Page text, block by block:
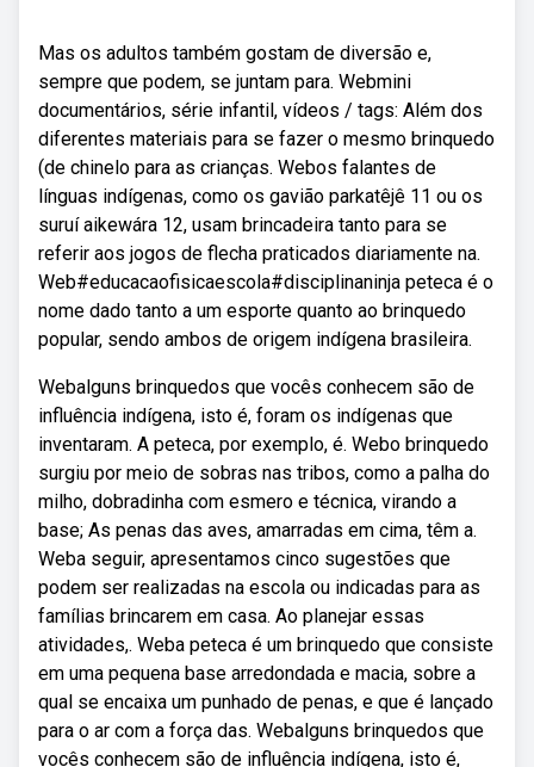
Mas os adultos também gostam de diversão e,
sempre que podem, se juntam para. Webmini
documentários, série infantil, vídeos / tags: Além dos
diferentes materiais para se fazer o mesmo brinquedo
(de chinelo para as crianças. Webos falantes de
línguas indígenas, como os gavião parkatêjê 11 ou os
suruí aikewára 12, usam brincadeira tanto para se
referir aos jogos de flecha praticados diariamente na.
Web#educacaofisicaescola#disciplinaninja peteca é o
nome dado tanto a um esporte quanto ao brinquedo
popular, sendo ambos de origem indígena brasileira.
Webalguns brinquedos que vocês conhecem são de
influência indígena, isto é, foram os indígenas que
inventaram. A peteca, por exemplo, é. Webo brinquedo
surgiu por meio de sobras nas tribos, como a palha do
milho, dobradinha com esmero e técnica, virando a
base; As penas das aves, amarradas em cima, têm a.
Weba seguir, apresentamos cinco sugestões que
podem ser realizadas na escola ou indicadas para as
famílias brincarem em casa. Ao planejar essas
atividades,. Weba peteca é um brinquedo que consiste
em uma pequena base arredondada e macia, sobre a
qual se encaixa um punhado de penas, e que é lançado
para o ar com a força das. Webalguns brinquedos que
vocês conhecem são de influência indígena, isto é,